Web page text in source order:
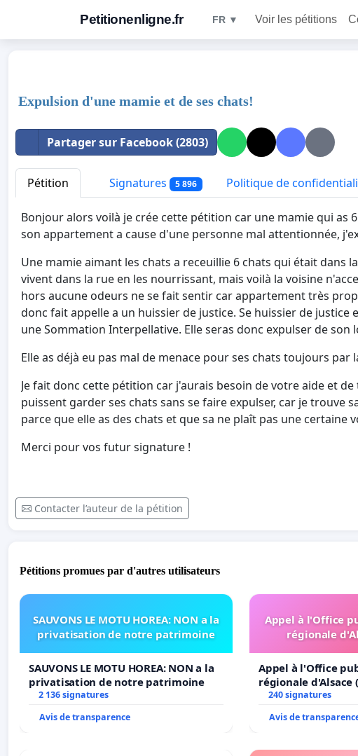
Petitionenligne.fr FR ▼ Voir les pétitions
Expulsion d'une mamie et de ses chats!
Partager sur Facebook (2803)
Pétition Signatures 5 896 Politique de
Bonjour alors voilà je crée cette pétition car une mamie qui as
son appartement a cause d'une personne mal attentionnée,
Une mamie aimant les chats a receuillie 6 chats qui était dans
vivent dans la rue en les nourrissant, mais voilà la voisine
hors aucune odeurs ne se fait sentir car appartement très
donc fait appelle a un huissier de justice. Se huissier de justice
une Sommation Interpellative. Elle seras donc expulser de son
Elle as déjà eu pas mal de menace pour ses chats toujours par
Je fait donc cette pétition car j'aurais besoin de votre aide et
puissent garder ses chats sans se faire expulser, car je trouve
parce que elle as des chats et que sa ne plaît pas une certaine
Merci pour vos futur signature !
Contacter l’auteur de la pétition
Pétitions promues par d'autres utilisateurs
SAUVONS LE MOTU HOREA: NON a la
privatisation de notre patrimoine
SAUVONS LE MOTU HOREA: NON a la
privatisation de notre patrimoine
2 136 signatures
Avis de transparence
Appel à l'Office
régionale
Appel à l'Office
régionale d'Alsace
240 signatures
Avis de